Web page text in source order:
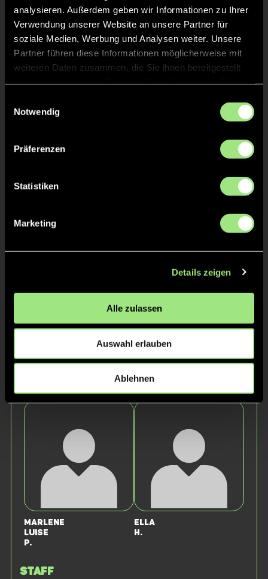
analysieren. Außerdem geben wir Informationen zu Ihrer
Verwendung unserer Website an unsere Partner für
soziale Medien, Werbung und Analysen weiter. Unsere
Partner führen diese Informationen möglicherweise mit
weiteren Daten zusammen, die Sie ihnen bereitgestellt
Notwendig
Präferenzen
Statistiken
Marketing
Details zeigen
Alle zulassen
Auswahl erlauben
Ablehnen
Ida
S.
Vivienne
U.
Marlene
Luise
P.
Ella
H.
Staff